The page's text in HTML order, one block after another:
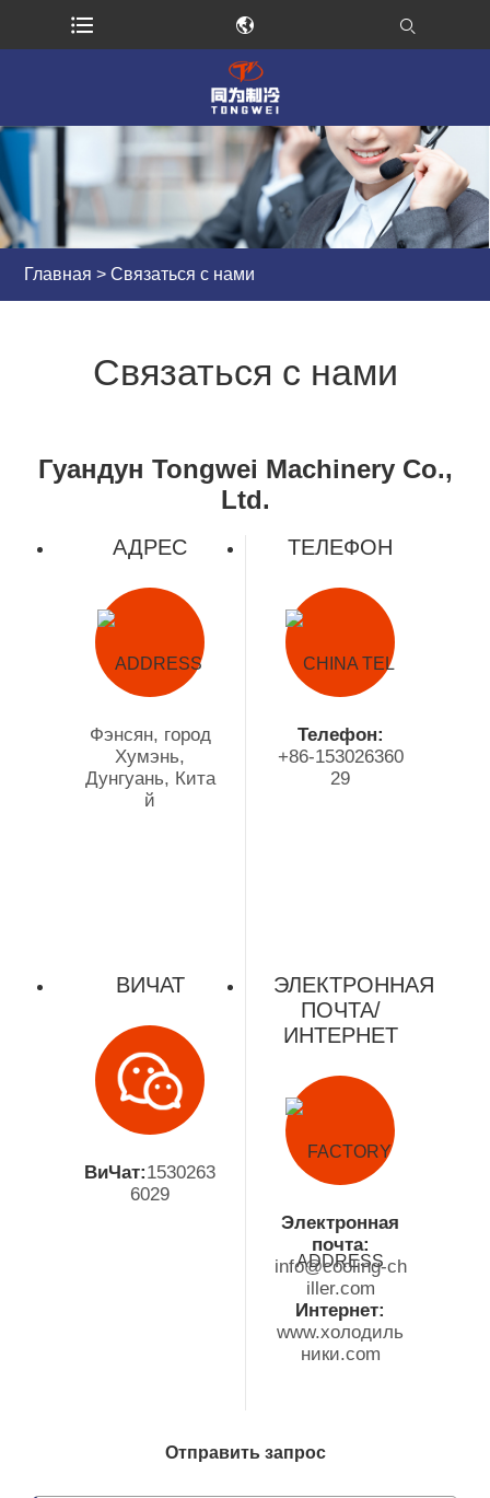
Главная > Связаться с нами
Связаться с нами
Гуандун Tongwei Machinery Co.,
Ltd.
АДРЕС
Фэнсян, город
Хумэнь,
Дунгуань, Кита
й
ТЕЛЕФОН
Телефон:
+86-153026360
29
ВИЧАТ
ВиЧат:1530263
6029
ЭЛЕКТРОННАЯ
ПОЧТА/
ИНТЕРНЕТ
Электронная
почта:
info@cooling-ch
iller.com
Интернет:
www.холодиль
ники.com
Отправить запрос